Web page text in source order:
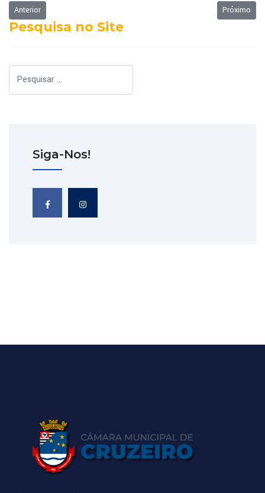
Artigo anterior: Ordem do Dia da Sessão Ordinária de 21/05/2012
Anterior Próximo
Próximo
Pesquisa no Site
Siga-Nos!